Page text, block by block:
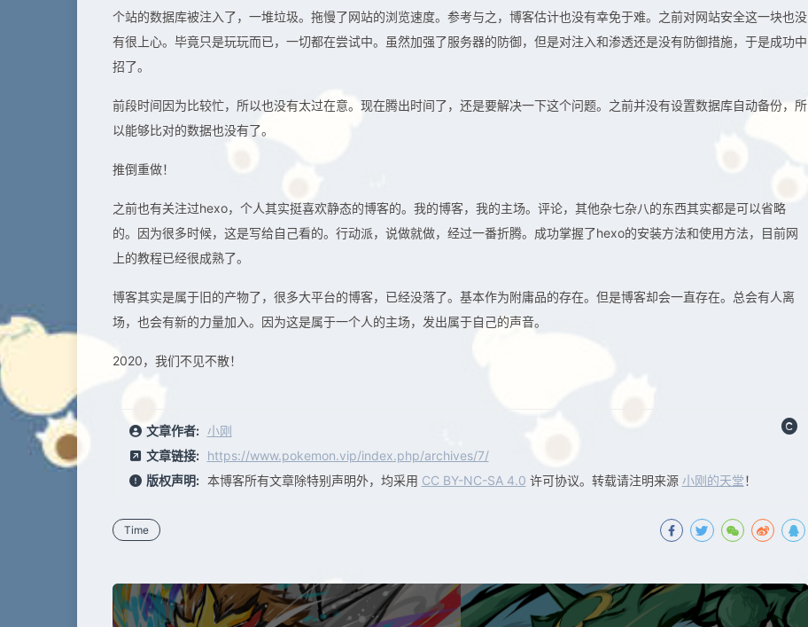
个站的数据库被注入了，一堆垃圾。拖慢了网站的浏览速度。参考与之，博客估计也没有幸免于难。之前对网站安全这一块也没
有很上心。毕竟只是玩玩而已，一切都在尝试中。虽然加强了服务器的防御，但是对注入和渗透还是没有防御措施，于是成功中
招了。
前段时间因为比较忙，所以也没有太过在意。现在腾出时间了，还是要解决一下这个问题。之前并没有设置数据库自动备份，所
以能够比对的数据也没有了。
推倒重做！
之前也有关注过hexo，个人其实挺喜欢静态的博客的。我的博客，我的主场。评论，其他杂七杂八的东西其实都是可以省略
的。因为很多时候，这是写给自己看的。行动派，说做就做，经过一番折腾。成功掌握了hexo的安装方法和使用方法，目前网
上的教程已经很成熟了。
博客其实是属于旧的产物了，很多大平台的博客，已经没落了。基本作为附庸品的存在。但是博客却会一直存在。总会有人离
场，也会有新的力量加入。因为这是属于一个人的主场，发出属于自己的声音。
2020，我们不见不散！
文章作者: 小刚
文章链接: https://www.pokemon.vip/index.php/archives/7/
版权声明: 本博客所有文章除特别声明外，均采用 CC BY-NC-SA 4.0 许可协议。转载请注明来源 小刚的天堂！
Time